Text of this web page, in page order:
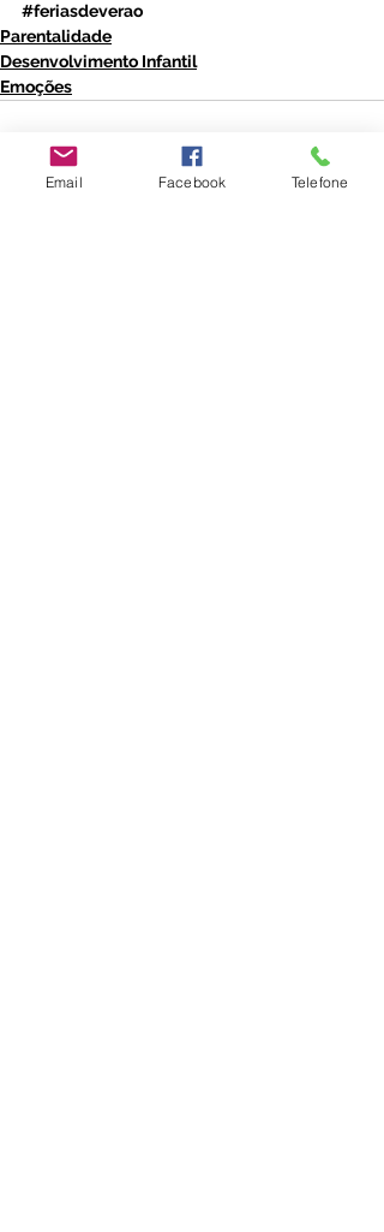
#feriasdeverao
Parentalidade
Desenvolvimento Infantil
Emoções
Email Facebook Telefone